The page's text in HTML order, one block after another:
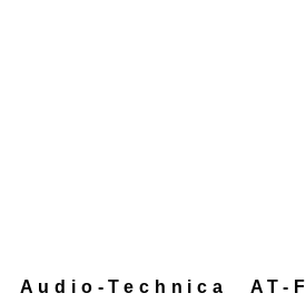
Audio-Technica AT-